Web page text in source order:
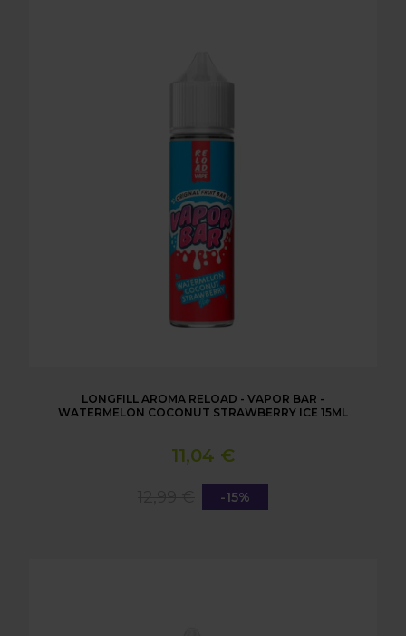
LONGFILL AROMA RELOAD - VAPOR BAR -
WATERMELON COCONUT STRAWBERRY ICE 15ML
11,04 €
-15%